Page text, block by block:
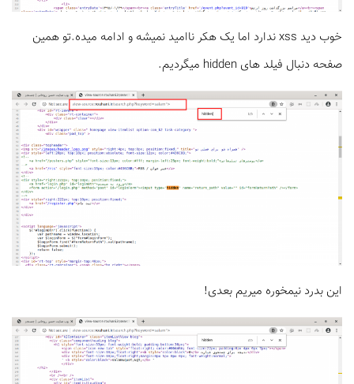
خوب دید xss ندارد اما یک هکر ناامید نمیشه و ادامه میده.تو همین
صفحه دنبال فیلد های hidden میگردیم.
این بدرد نیمخوره میریم بعدی!